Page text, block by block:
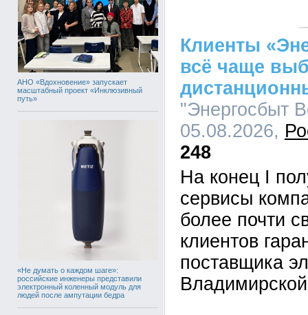
АНО «Вдохновение» запускает
масштабный проект «Инклюзивный
путь»
«Не думать о каждом шаге»:
российские инженеры представили
электронный коленный модуль для
людей после ампутации бедра
Клиенты
всё чаще
"Энергосбыт
05.08.2026,
248
На конец I
сервисы
более почти
клиентов
поставщика